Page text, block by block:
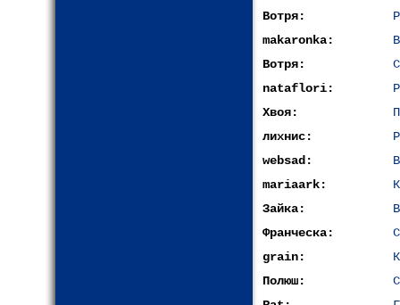
Вотря:
makaronka:
Вотря:
nataflori:
Хвоя:
лихнис:
websad:
mariaark:
Зайка:
Франческа:
grain:
Полюш: